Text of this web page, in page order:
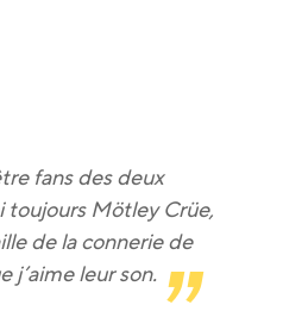
fans des deux
toujours Mötley Crüe,
de la connerie de
j’aime leur son.